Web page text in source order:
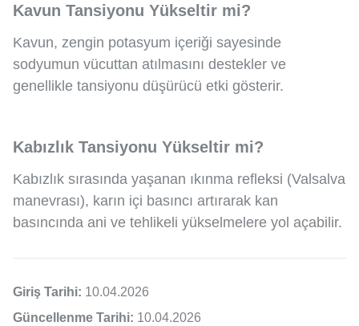
Kavun Tansiyonu Yükseltir mi?
Kavun, zengin potasyum içeriği sayesinde
sodyumun vücuttan atılmasını destekler ve
genellikle tansiyonu düşürücü etki gösterir.
Kabızlık Tansiyonu Yükseltir mi?
Kabızlık sırasında yaşanan ıkınma refleksi (Valsalva
manevrası), karın içi basıncı artırarak kan
basıncında ani ve tehlikeli yükselmelere yol açabilir.
Giriş Tarihi: 10.04.2026
Güncellenme Tarihi: 10.04.2026